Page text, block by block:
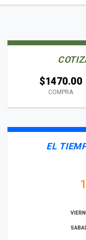
$1470.00
COMPRA
EL